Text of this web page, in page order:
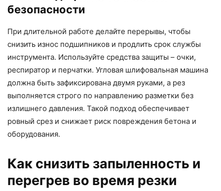
безопасности
При длительной работе делайте перерывы, чтобы
снизить износ подшипников и продлить срок службы
инструмента. Используйте средства защиты – очки,
респиратор и перчатки. Угловая шлифовальная машина
должна быть зафиксирована двумя руками, а рез
выполняется строго по направлению разметки без
излишнего давления. Такой подход обеспечивает
ровный срез и снижает риск повреждения бетона и
оборудования.
Как снизить запыленность и
перегрев во время резки